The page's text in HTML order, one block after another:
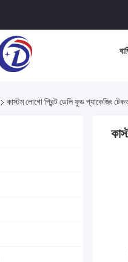
কাস্টম লোগো প্রিন্ট ডেলি ফুড প্যাকেজিং